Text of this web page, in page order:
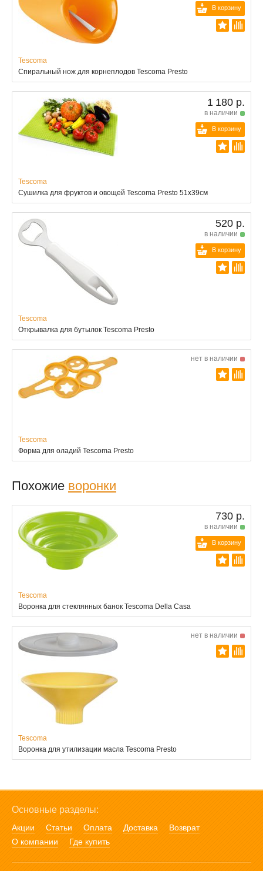
В корзину
Tescoma
Спиральный нож для корнеплодов Tescoma Presto
1 180 р.
в наличии
В корзину
Tescoma
Сушилка для фруктов и овощей Tescoma Presto 51x39см
520 р.
в наличии
В корзину
Tescoma
Открывалка для бутылок Tescoma Presto
нет в наличии
Tescoma
Форма для оладий Tescoma Presto
Похожие воронки
730 р.
в наличии
В корзину
Tescoma
Воронка для стеклянных банок Tescoma Della Casa
нет в наличии
Tescoma
Воронка для утилизации масла Tescoma Presto
Основные разделы:
Акции Статьи Оплата Доставка
Возврат
О компании
Где купить